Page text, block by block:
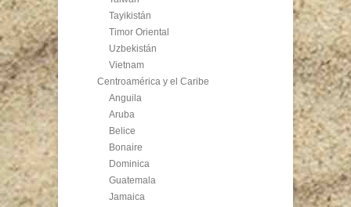
Tayikistán
Timor Oriental
Uzbekistán
Vietnam
Centroamérica y el Caribe
Anguila
Aruba
Belice
Bonaire
Dominica
Guatemala
Jamaica